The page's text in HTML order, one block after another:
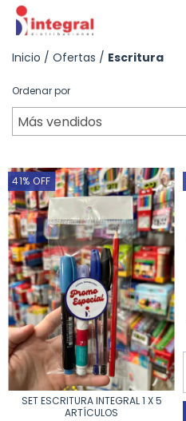
Inicio / Ofertas / Escritura
Ordenar por
41% OFF
SET ESCRITURA INTEGRAL 1 X 5
ARTÍCULOS